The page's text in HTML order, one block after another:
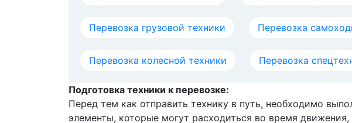
Перевозка грузовой техники Перевозка
Перевозка колесной техники Перевозка
Подготовка техники к перевозке:
Перед тем как отправить технику в путь, необходимо
элементы, которые могут расходиться во время